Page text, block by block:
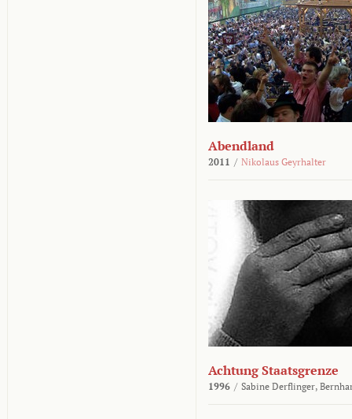
Abendland
2011 / Nikolaus Geyrhalter
Achtung Staatsgrenze
1996 / Sabine Derflinger,